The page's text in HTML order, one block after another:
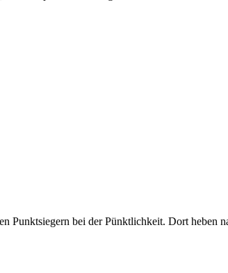
bei der Pünktlichkeit. Dort heben